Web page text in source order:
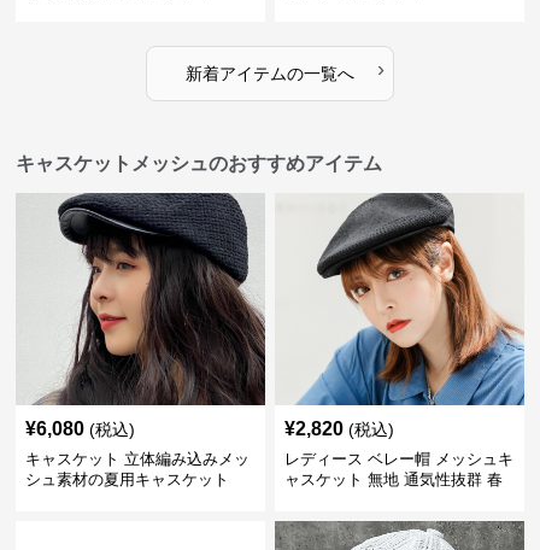
新着アイテムの一覧へ ›
キャスケットメッシュのおすすめアイテム
¥6,080 (税込)
キャスケット 立体編み込みメッ
シュ素材の夏用キャスケット
¥2,820 (税込)
レディース ベレー帽 メッシュキ
ャスケット 無地 通気性抜群 春